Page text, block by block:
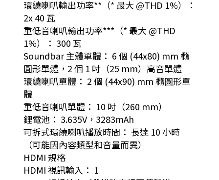
環繞喇叭輸出功率**（* 最大 @THD 1%）：
2x 40 瓦
重低音喇叭輸出功率***（* 最大 @THD
1%）： 300 瓦
Soundbar 主體單體： 6 個 (44x80) mm 橢
圓形單體，2 個 1 吋（25 mm）高音單體
環繞喇叭單體： 2 個 (44x90) mm 橢圓形單
體
重低音喇叭單體： 10 吋（260 mm）
鋰電池： 3.635V，3283mAh
可拆式環繞喇叭播放時間： 長達 10 小時
（可能因內容類型和音量而異）
HDMI 規格
HDMI 視訊輸入： 1